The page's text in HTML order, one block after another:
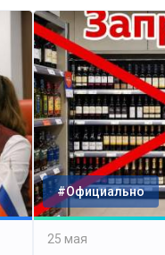
#Официально
25 мая